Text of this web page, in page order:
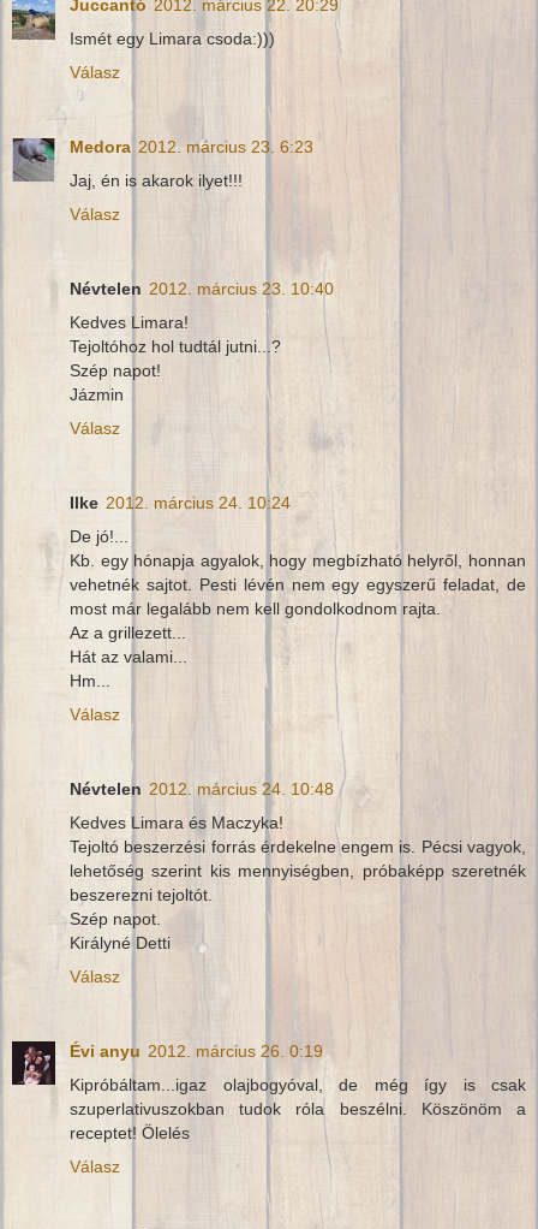
Juccantó 2012. március 22. 20:29
Ismét egy Limara csoda:)))
Válasz
Medora 2012. március 23. 6:23
Jaj, én is akarok ilyet!!!
Válasz
Névtelen 2012. március 23. 10:40
Kedves Limara!
Tejoltóhoz hol tudtál jutni...?
Szép napot!
Jázmin
Válasz
Ilke 2012. március 24. 10:24
De jó!...
Kb. egy hónapja agyalok, hogy megbízható helyről, honnan
vehetnék sajtot. Pesti lévén nem egy egyszerű feladat, de
most már legalább nem kell gondolkodnom rajta.
Az a grillezett...
Hát az valami...
Hm...
Válasz
Névtelen 2012. március 24. 10:48
Kedves Limara és Maczyka!
Tejoltó beszerzési forrás érdekelne engem is. Pécsi vagyok,
lehetőség szerint kis mennyiségben, próbaképp szeretnék
beszerezni tejoltót.
Szép napot.
Királyné Detti
Válasz
Évi anyu 2012. március 26. 0:19
Kipróbáltam...igaz olajbogyóval, de még így is csak
szuperlativuszokban tudok róla beszélni. Köszönöm a
receptet! Ölelés
Válasz